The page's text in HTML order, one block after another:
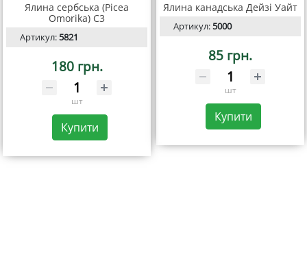
Ялина сербська (Picea
Omorika) C3
Артикул:5821
180 грн.
шт
Купити
Ялина канадська Дейзі Уайт
Артикул:5000
85 грн.
шт
Купити